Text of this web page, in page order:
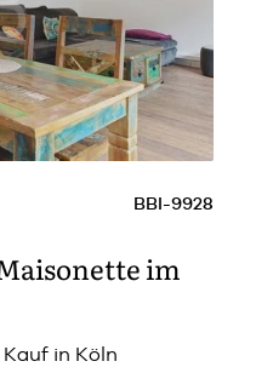
BBI-9928
im
in Köln